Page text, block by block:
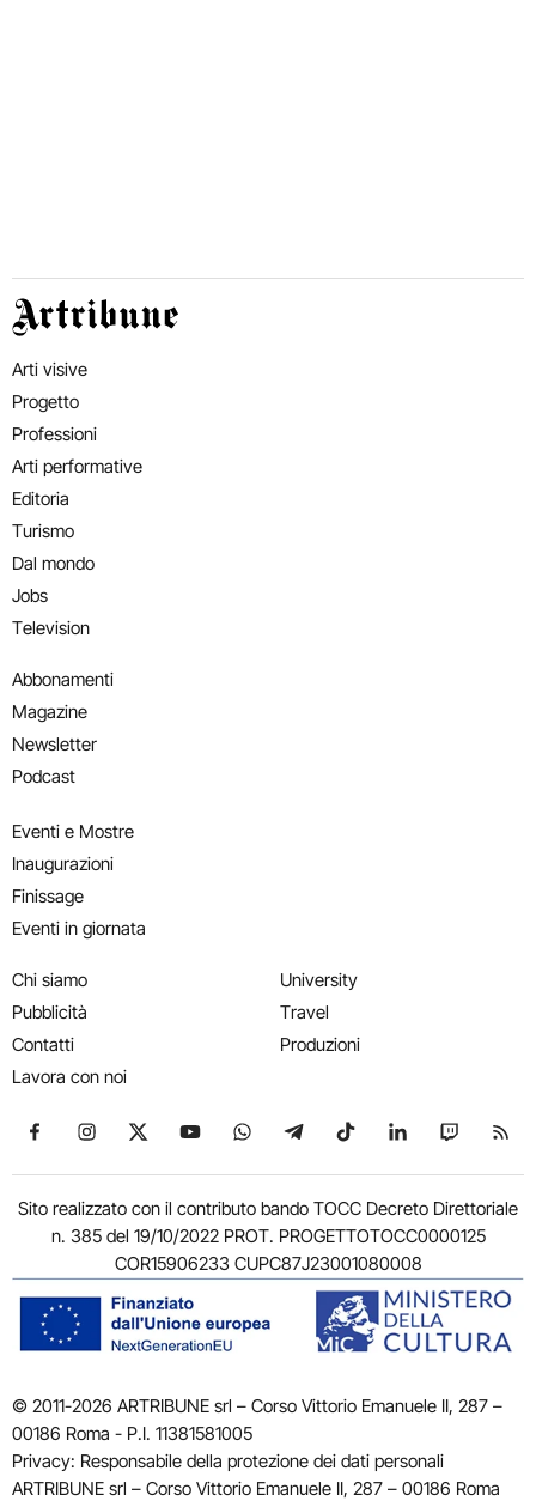
Artribune
Arti visive
Progetto
Professioni
Arti performative
Editoria
Turismo
Dal mondo
Jobs
Television
Abbonamenti
Magazine
Newsletter
Podcast
Eventi e Mostre
Inaugurazioni
Finissage
Eventi in giornata
Chi siamo
Pubblicità
Contatti
Lavora con noi
University
Travel
Produzioni
Seguici su Facebook
Seguici su Instagram
Seguici su X
Seguici su YouTube
Seguici su WhatsApp
Seguici su Telegram
Seguici su TikTok
Seguici su
Seguici
Sito realizzato con il contributo bando TOCC Decreto Direttoriale
n. 385 del 19/10/2022 PROT. PROGETTOTOCC0000125
COR15906233 CUPC87J23001080008
© 2011-2026 ARTRIBUNE srl – Corso Vittorio Emanuele II, 287 –
00186 Roma - P.I. 11381581005
Privacy: Responsabile della protezione dei dati personali
ARTRIBUNE srl – Corso Vittorio Emanuele II, 287 – 00186 Roma